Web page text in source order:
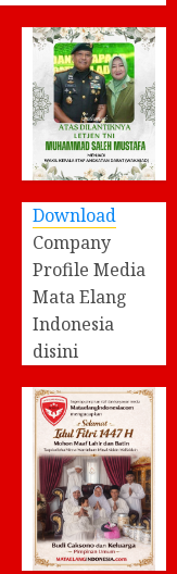
Download
Company
Profile Media
Mata Elang
Indonesia
disini